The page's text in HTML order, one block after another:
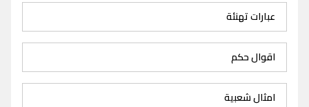
عبارات تهنئة
اقوال حكم
امثال شعبية